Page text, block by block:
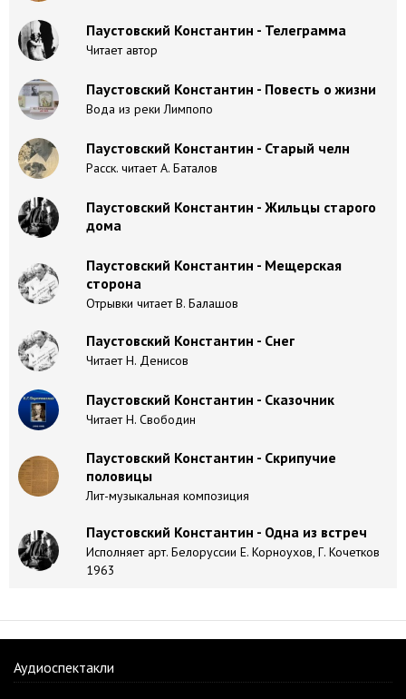
Паустовский Константин - Телеграмма
Читает автор
Паустовский Константин - Повесть о жизни
Вода из реки Лимпопо
Паустовский Константин - Старый челн
Расск. читает А. Баталов
Паустовский Константин - Жильцы cтapoгo
дoмa
Паустовский Константин - Мещерская
сторона
Отрывки читает В. Балашов
Паустовский Константин - Снег
Читает Н. Денисов
Паустовский Константин - Сказочник
Читает Н. Свободин
Паустовский Константин - Скрипучие
половицы
Лит-музыкальная композиция
Паустовский Константин - Одна из встреч
Исполняет арт. Белоруссии Е. Корноухов, Г. Кочетков
1963
Аудиоспектакли